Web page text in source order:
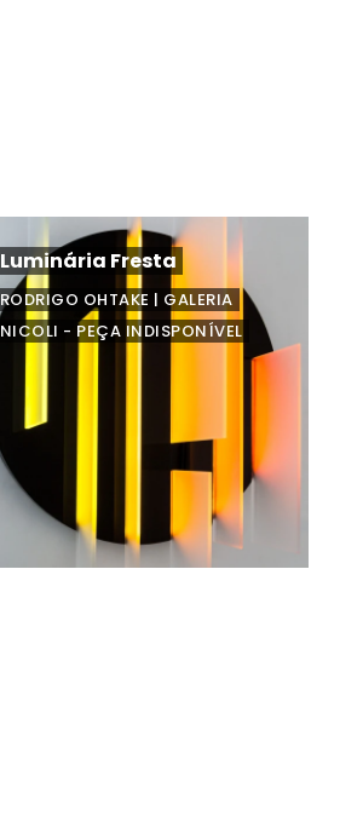
Luminária Fresta
RODRIGO OHTAKE | GALERIA
NICOLI - PEÇA INDISPONÍVEL